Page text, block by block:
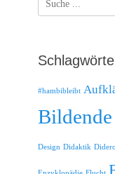
nach:
#hambibleibt
Design Didaktik